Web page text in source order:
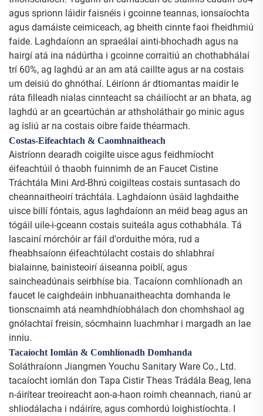
agus sprionn láidir faisnéis i gcoinne teannas, ionsaíochta
agus damáiste ceimiceach, ag bheith cinnte faoi fheidhmiú
faide. Laghdaíonn an spraeálaí ainti-bhochadh agus na
hairgí atá ina nádúrtha i gcoinne corraitiú an chothabhálaí
trí 60%, ag laghdú ar an am atá caillte agus ar na costais
um deisiú do ghnóthaí. Léiríonn ár dtiomantas maidir le
ráta filleadh nialas cinnteacht sa cháilíocht ar an bhata, ag
laghdú ar an gceartúchán ar athsholáthair go minic agus
ag ísliú ar na costais oibre faide théarmach.
Costas-Eifeachtach & Caomhnaitheach
Aistríonn dearadh coigilte uisce agus feidhmíocht
éifeachtúil ó thaobh fuinnimh de an Faucet Cistine
Tráchtála Mini Ard-Bhrú coigilteas costais suntasach do
cheannaitheoirí tráchtála. Laghdaíonn úsáid laghdaithe
uisce billí fóntais, agus laghdaíonn an méid beag agus an
tógáil uile-i-gceann costais suiteála agus cothabhála. Tá
lascainí mórchóir ar fáil d'orduithe móra, rud a
fheabhsaíonn éifeachtúlacht costais do shlabhraí
bialainne, bainisteoirí áiseanna poiblí, agus
saincheadúnais seirbhíse bia. Tacaíonn comhlíonadh an
faucet le caighdeáin inbhuanaitheachta domhanda le
tionscnaimh atá neamhdhíobhálach don chomhshaol ag
gnólachtaí freisin, sócmhainn luachmhar i margadh an lae
inniu.
Tacaíocht Iomlán & Comhlíonadh Domhanda
Soláthraíonn Jiangmen Youchu Sanitary Ware Co., Ltd.
tacaíocht iomlán don Tapa Cistir Theas Trádála Beag, lena
n-áirítear treoireacht aon-a-haon roimh cheannach, rianú ar
shliodálacha i ndáiríre, agus comhordú loighistíochta. I